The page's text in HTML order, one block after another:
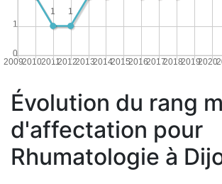
200920102011201220132014201520162017201820192020
0
1
1
1
Évolution du rang
d'affectation pour
Rhumatologie à